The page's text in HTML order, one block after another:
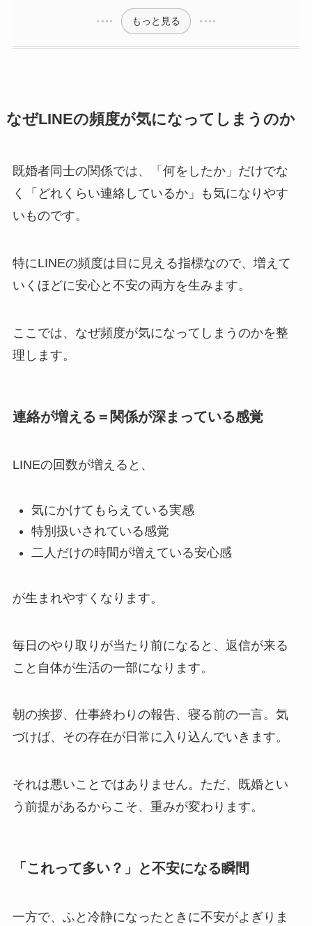
もっと見る
なぜLINEの頻度が気になってしまうのか
既婚者同士の関係では、「何をしたか」だけでな
く「どれくらい連絡しているか」も気になりやす
いものです。
特にLINEの頻度は目に見える指標なので、増えて
いくほどに安心と不安の両方を生みます。
ここでは、なぜ頻度が気になってしまうのかを整
理します。
連絡が増える＝関係が深まっている感覚
LINEの回数が増えると、
気にかけてもらえている実感
特別扱いされている感覚
二人だけの時間が増えている安心感
が生まれやすくなります。
毎日のやり取りが当たり前になると、返信が来る
こと自体が生活の一部になります。
朝の挨拶、仕事終わりの報告、寝る前の一言。気
づけば、その存在が日常に入り込んでいきます。
それは悪いことではありません。ただ、既婚とい
う前提があるからこそ、重みが変わります。
「これって多い？」と不安になる瞬間
一方で、ふと冷静になったときに不安がよぎりま